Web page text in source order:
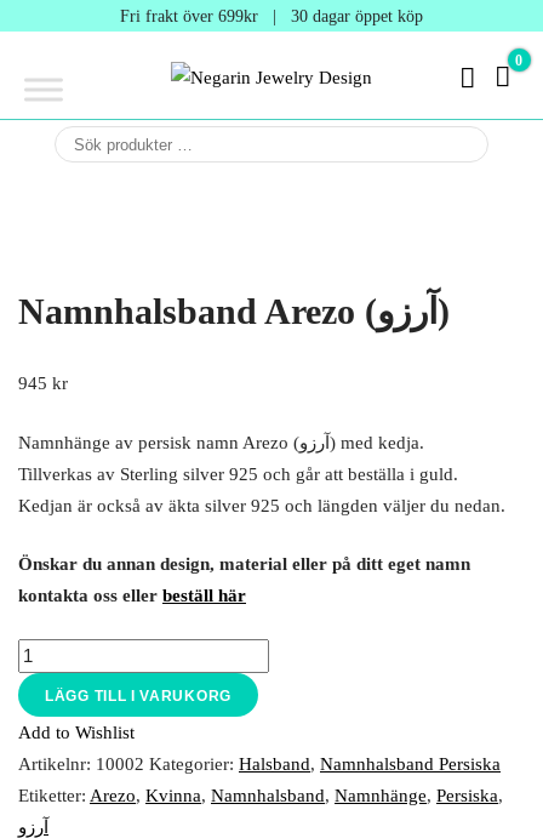
Design
Fri frakt över 699kr | 30 dagar öppet köp
NEGARIN
0 kr
0
Namnhalsband Arezo (آرزو)
945 kr
Namnhänge av persisk namn Arezo (آرزو) med kedja.
Tillverkas av Sterling silver 925 och går att beställa i guld.
Kedjan är också av äkta silver 925 och längden väljer du nedan.
Önskar du annan design, material eller på ditt eget namn
kontakta oss eller beställ här
LÄGG TILL I VARUKORG
Add to Wishlist
Artikelnr: 10002 Kategorier: Halsband, Namnhalsband Persiska
Etiketter: Arezo, Kvinna, Namnhalsband, Namnhänge, Persiska,
آرزو